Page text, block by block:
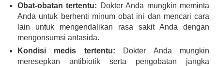
Obat-obatan tertentu: Dokter Anda mungkin meminta
Anda untuk berhenti minum obat ini dan mencari cara
lain untuk mengendalikan rasa sakit Anda dengan
mengonsumsi antasida.
Kondisi medis tertentu: Dokter Anda mungkin
meresepkan antibiotik serta pengobatan jangka